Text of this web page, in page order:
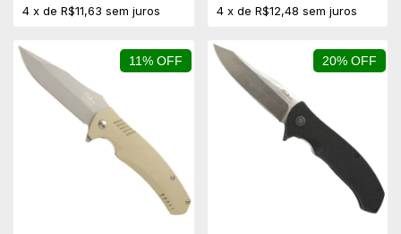
4 x de R$11,63 sem juros 4 x de R$12,48 sem juros
11% OFF 20% OFF